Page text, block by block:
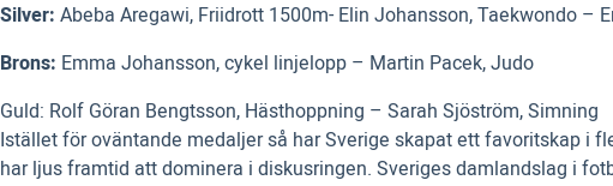
Silver: Abeba Aregawi, Friidrott 1500m- Elin Johansson, Taekwondo
Brons: Emma Johansson, cykel linjelopp – Martin Pacek, Judo
Guld: Rolf Göran Bengtsson, Hästhoppning – Sarah Sjöström, Simning
Istället för oväntande medaljer så har Sverige skapat ett favoritskap i
har ljus framtid att dominera i diskusringen. Sveriges damlandslag i